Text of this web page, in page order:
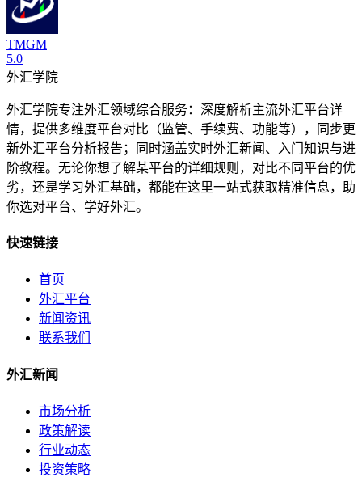
TMGM
5.0
外汇学院
外汇学院专注外汇领域综合服务：深度解析主流外汇平台详
情，提供多维度平台对比（监管、手续费、功能等），同步更
新外汇平台分析报告；同时涵盖实时外汇新闻、入门知识与进
阶教程。无论你想了解某平台的详细规则，对比不同平台的优
劣，还是学习外汇基础，都能在这里一站式获取精准信息，助
你选对平台、学好外汇。
快速链接
首页
外汇平台
新闻资讯
联系我们
外汇新闻
市场分析
政策解读
行业动态
投资策略